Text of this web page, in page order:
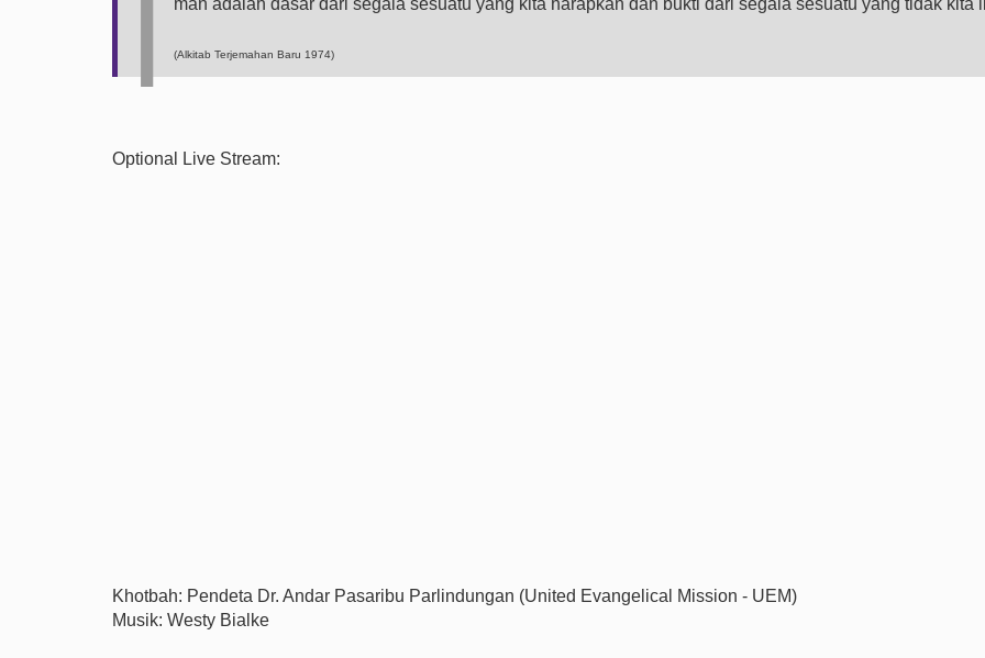
I man adalah dasar dari segala sesuatu yang kita harapkan dan bukti dari segala sesuatu yang tidak kita
(Alkitab Terjemahan Baru 1974)
Optional Live Stream:
Khotbah: Pendeta Dr. Andar Pasaribu Parlindungan (United Evangelical Mission - UEM)
Musik: Westy Bialke